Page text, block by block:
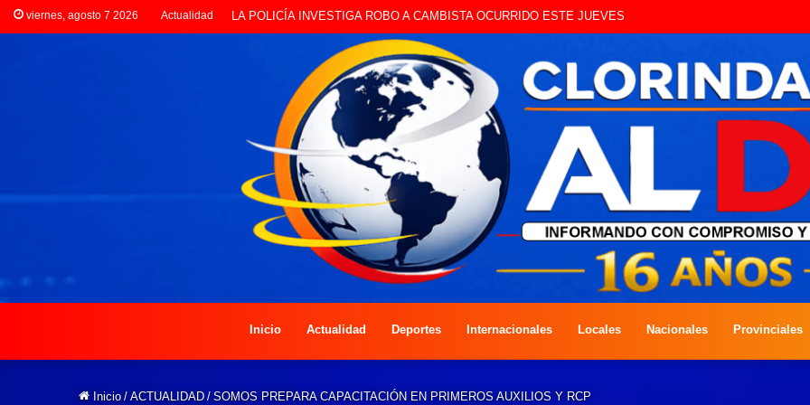
viernes, agosto 7 2026 Actualidad PREOCUPACIÓN POR MOTOS QUE CIRCULAN SIN ILUMINACIÓN
Inicio Actualidad Deportes Internacionales Locales Nacionales Provinciales
Inicio / ACTUALIDAD / SOMOS PREPARA CAPACITACIÓN EN PRIMEROS AUXILIOS Y RCP